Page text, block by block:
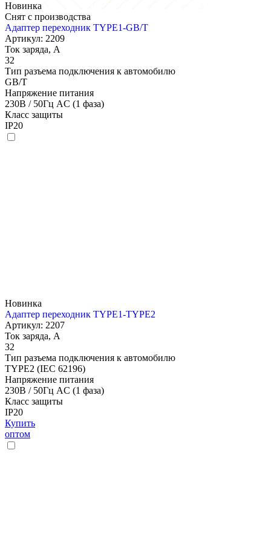
Новинка
Снят с производства
Адаптер переходник TYPE1-GB/T
Артикул: 2209
Ток заряда, А
32
Тип разъема подключения к автомобилю
GB/T
Напряжение питания
230В / 50Гц AC (1 фаза)
Класс защиты
IP20
Новинка
Адаптер переходник TYPE1-TYPE2
Артикул: 2207
Ток заряда, А
32
Тип разъема подключения к автомобилю
TYPE2 (IEC 62196)
Напряжение питания
230В / 50Гц AC (1 фаза)
Класс защиты
IP20
Купить
оптом